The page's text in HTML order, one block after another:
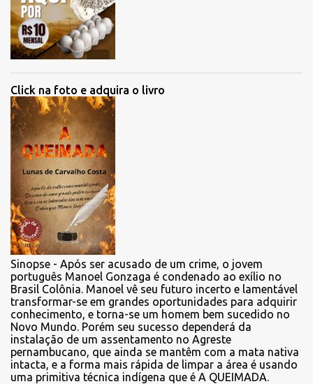
Click na foto e adquira o livro
Sinopse - Após ser acusado de um crime, o jovem
português Manoel Gonzaga é condenado ao exílio no
Brasil Colônia. Manoel vê seu futuro incerto e lamentável
transformar-se em grandes oportunidades para adquirir
conhecimento, e torna-se um homem bem sucedido no
Novo Mundo. Porém seu sucesso dependerá da
instalação de um assentamento no Agreste
pernambucano, que ainda se mantêm com a mata nativa
intacta, e a forma mais rápida de limpar a área é usando
uma primitiva técnica indígena que é A QUEIMADA.